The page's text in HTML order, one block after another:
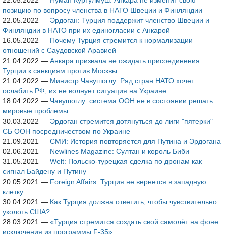
позицию по вопросу членства в НАТО Швеции и Финляндии
22.05.2022 — Эрдоган: Турция поддержит членство Швеции и
Финляндии в НАТО при их единогласии с Анкарой
16.05.2022 — Почему Турция стремится к нормализации
отношений с Саудовской Аравией
21.04.2022 — Анкара призвала не ожидать присоединения
Турции к санкциям против Москвы
21.04.2022 — Министр Чавушоглу: Ряд стран НАТО хочет
ослабить РФ, их не волнует ситуация на Украине
18.04.2022 — Чавушоглу: система ООН не в состоянии решать
мировые проблемы
30.03.2022 — Эрдоган стремится дотянуться до лиги "пятерки"
СБ ООН посредничеством по Украине
21.09.2021 — СМИ: История повторяется для Путина и Эрдогана
02.06.2021 — Newlines Magazine: Султан и король Биби
31.05.2021 — Welt: Польско-турецкая сделка по дронам как
сигнал Байдену и Путину
20.05.2021 — Foreign Affairs: Турция не вернется в западную
клетку
30.04.2021 — Как Турция должна ответить, чтобы чувствительно
уколоть США?
28.03.2021 — «Турция стремится создать свой самолёт на фоне
исключения из программы F-35»